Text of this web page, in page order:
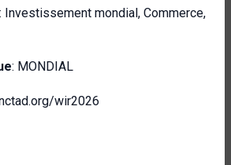
: Investissement mondial, Commerce,
: MONDIAL
wir2026